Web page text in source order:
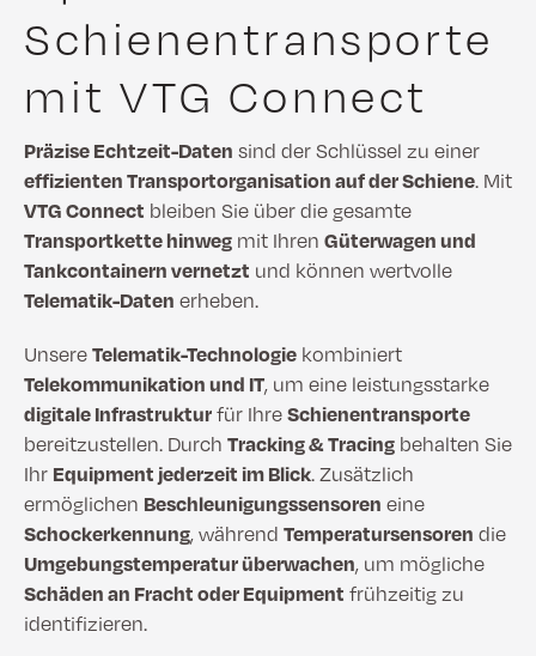
Schienentransporte
mit VTG Connect
Präzise Echtzeit-Daten sind der Schlüssel zu einer
effizienten Transportorganisation auf der Schiene. Mit
VTG Connect bleiben Sie über die gesamte
Transportkette hinweg mit Ihren Güterwagen und
Tankcontainern vernetzt und können wertvolle
Telematik-Daten erheben.
UnsereTelematik-Technologie kombiniert
Telekommunikation und IT, um eine leistungsstarke
digitale Infrastrukturfür IhreSchienentransporte
bereitzustellen. Durch Tracking & Tracing behalten Sie
Ihr Equipment jederzeit im Blick. Zusätzlich
ermöglichen Beschleunigungssensoren eine
Schockerkennung, während Temperatursensoren die
Umgebungstemperatur überwachen, um mögliche
Schäden an Fracht oder Equipment frühzeitig zu
identifizieren.